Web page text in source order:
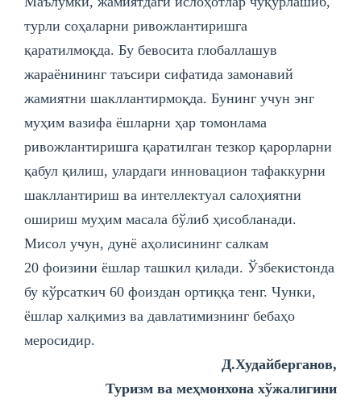
турли соҳаларни ривожлантиришга
қаратилмоқда. Бу бевосита глобаллашув
жараёнининг таъсири сифатида замонавий
жамиятни шакллантирмоқда. Бунинг учун энг
муҳим вазифа ёшларни ҳар томонлама
ривожлантиришга қаратилган тезкор қарорларни
қабул қилиш, улардаги инновацион тафаккурни
шакллантириш ва интеллектуал салоҳиятни
ошириш муҳим масала бўлиб ҳисобланади.
Мисол учун, дунё аҳолисининг салкам
20 фоизини ёшлар ташкил қилади. Ўзбекистонда
бу кўрсаткич 60 фоиздан ортиққа тенг. Чунки,
ёшлар халқимиз ва давлатимизнинг бебаҳо
меросидир.
Д.Худайберганов,
Туризм ва меҳмонхона хўжалигини